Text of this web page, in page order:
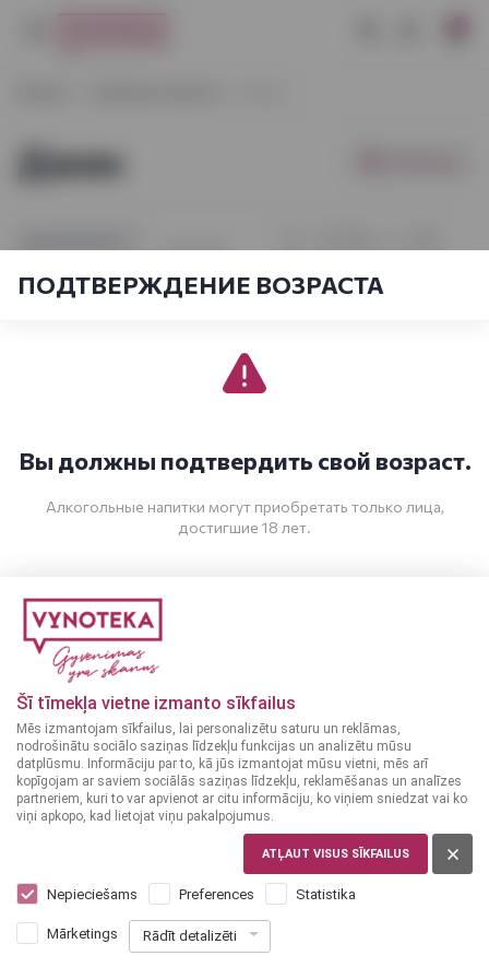
Šī tīmekļa vietne izmanto sīkfailus
Mēs izmantojam sīkfailus, lai personalizētu saturu un reklāmas,
nodrošinātu sociālo saziņas līdzekļu funkcijas un analizētu mūsu
datplūsmu. Informāciju par to, kā jūs izmantojat mūsu vietni, mēs arī
kopīgojam ar saviem sociālās saziņas līdzekļu, reklamēšanas un analīzes
partneriem, kuri to var apvienot ar citu informāciju, ko viņiem sniedzat vai ko
viņi apkopo, kad lietojat viņu pakalpojumus.
ATĻAUT VISUS SĪKFAILUS
Nepieciešams Preferences Statistika
Mārketings Rādīt detalizēti
Джин
1-21из86
Джин
ЭСТОНИЯ
Kada Tikri 0,5 л 37.5%
939€
ДОБАВИТЬ В
КОРЗИНУ
38%
939
ДОБАВИТЬ В
ПОДТВЕРЖДЕНИЕ ВОЗРАСТА
Вы должны подтвердить свой возраст.
Алкогольные напитки могут приобретать только лица,
достигшие 18 лет.
МНЕ ИСПОЛНИЛОСЬ 20 ЛЕТ